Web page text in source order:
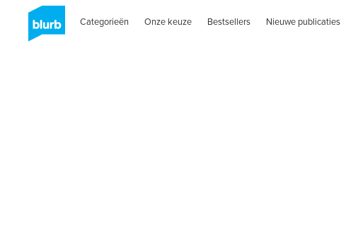
Categorieën Onze keuze Bestsellers Nieuwe publicaties